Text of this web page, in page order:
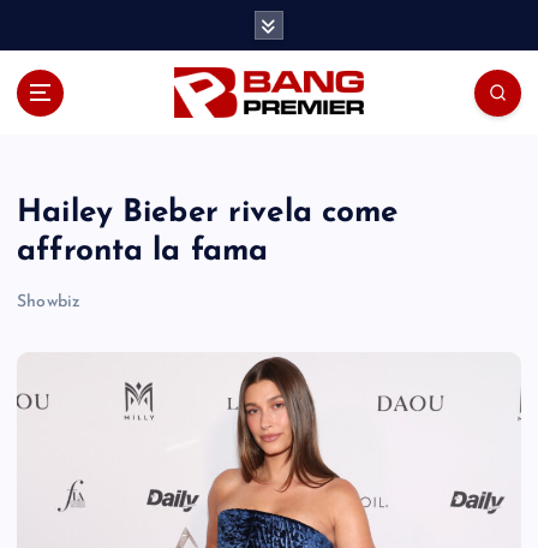
Hailey Bieber rivela come
affronta la fama
Showbiz